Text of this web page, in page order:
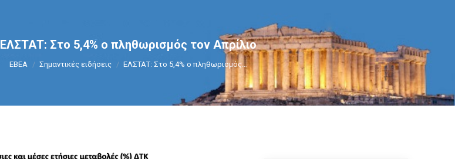
ΕΛΣΤΑΤ: Στο 5,4% ο πληθωρισμός τον Απρίλιο
You are here:
ΕΒΕΑ Σημαντικές ειδήσεις ΕΛΣΤΑΤ: Στο 5,4% ο πληθωρισμός…